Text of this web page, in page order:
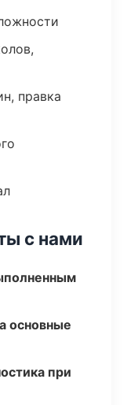
правка
с нами
основные
при